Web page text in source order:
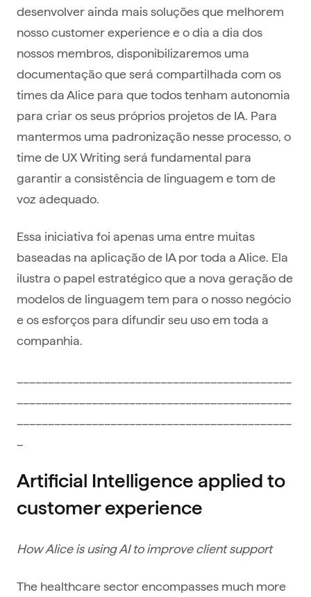
desenvolver ainda mais soluções que melhorem
nosso customer experience e o dia a dia dos
nossos membros, disponibilizaremos uma
documentação que será compartilhada com os
times da Alice para que todos tenham autonomia
para criar os seus próprios projetos de IA. Para
mantermos uma padronização nesse processo, o
time de UX Writing será fundamental para
garantir a consistência de linguagem e tom de
voz adequado.
Essa iniciativa foi apenas uma entre muitas
baseadas na aplicação de IA por toda a Alice. Ela
ilustra o papel estratégico que a nova geração de
modelos de linguagem tem para o nosso negócio
e os esforços para difundir seu uso em toda a
companhia.
Artificial Intelligence applied to
customer experience
How Alice is using AI to improve client support
The healthcare sector encompasses much more